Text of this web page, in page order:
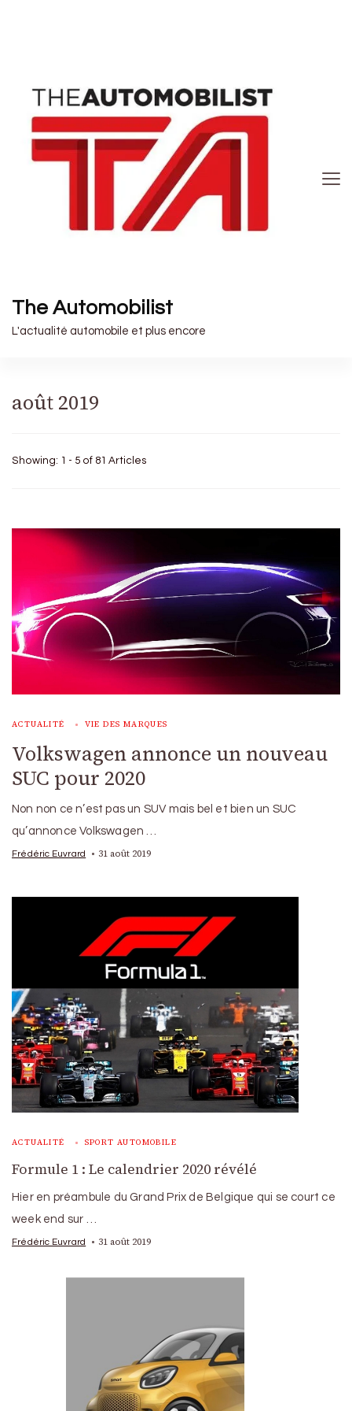
The Automobilist
L'actualité automobile et plus encore
août 2019
Showing: 1 - 5 of 81 Articles
ACTUALITÉ VIE DES MARQUES
Volkswagen annonce un nouveau
SUC pour 2020
Non non ce n’est pas un SUV mais bel et bien un SUC
qu’annonce Volkswagen …
Frédéric Euvrard 31 août 2019
ACTUALITÉ SPORT AUTOMOBILE
Formule 1 : Le calendrier 2020 révélé
Hier en préambule du Grand Prix de Belgique qui se court ce
week end sur …
Frédéric Euvrard 31 août 2019